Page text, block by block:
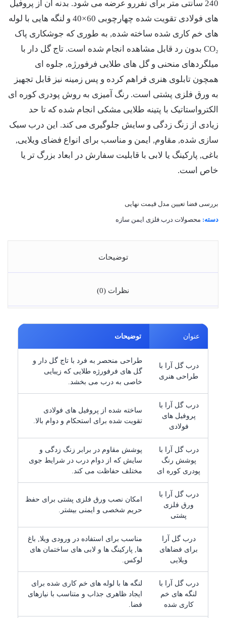
240 سانتی متر برای نفررو عرضه می شود. بدنه آن از پروفیل
های فولادی تقویت شده چهارچوبی 60×40 و لنگه هایی با لوله
های خم کاری شده ساخته شده, به طوری که جوشکاری پاک
CO₂ بدون رد قابل مشاهده انجام شده است. تاج گل دار با
میلگردهای منحنی و گل های طلایی فرفورژه, جلوه ای
همچون تابلوی هنری فراهم کرده و پس زمینه نیز قابل تجهیز
به ورق فلزی پشتی است. رنگ آمیزی به روش پودری کوره ای
الکترواستاتیک با پتینه طلایی مشکی انجام شده که تا حد
زیادی از زنگ زدگی و سایش جلوگیری می کند. این درب سبک
سازی شده, مقاوم, ایمن و مناسب برای انواع فضای ویلایی,
باغی, پارکینگ یا لابی با قابلیت سفارش در ابعاد بزرگ تر یا
خاص است.
بررسی فضا تعیین مدل قیمت نهایی
دسته: محصولات درب فلزی ایمن سازه
توضیحات
نظرات (0)
عنوان توضیحات
درب گل آرا با
طراحی هنری
طراحی منحصر به فرد با تاج گل دار و
گل های فرفورژه طلایی که زیبایی
خاصی به درب می بخشد.
درب گل آرا با
پروفیل های
فولادی
ساخته شده از پروفیل های فولادی
تقویت شده برای استحکام و دوام بالا.
درب گل آرا با
پوشش رنگ
پودری کوره ای
پوشش مقاوم در برابر زنگ زدگی و
سایش که از دوام درب در شرایط جوی
مختلف حفاظت می کند.
درب گل آرا با
ورق فلزی
پشتی
امکان نصب ورق فلزی پشتی برای حفظ
حریم شخصی و ایمنی بیشتر.
درب گل آرا
برای فضاهای
ویلایی
مناسب برای استفاده در ورودی ویلا, باغ
ها, پارکینگ ها و لابی های ساختمان های
لوکس.
درب گل آرا با
لنگه های خم
کاری شده
لنگه ها با لوله های خم کاری شده برای
ایجاد ظاهری جذاب و متناسب با نیازهای
فضا.